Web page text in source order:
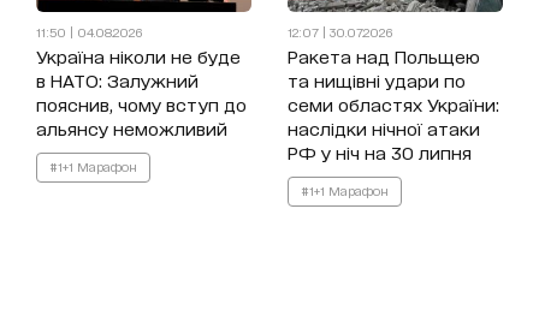
11:50 | 04.08.2026
Україна ніколи не буде
в НАТО: Залужний
пояснив, чому вступ до
альянсу неможливий
#1+1 Марафон
12:07 | 30.07.2026
Ракета над Польщею
та нищівні удари по
семи областях України:
наслідки нічної атаки
РФ у ніч на 30 липня
#1+1 Марафон